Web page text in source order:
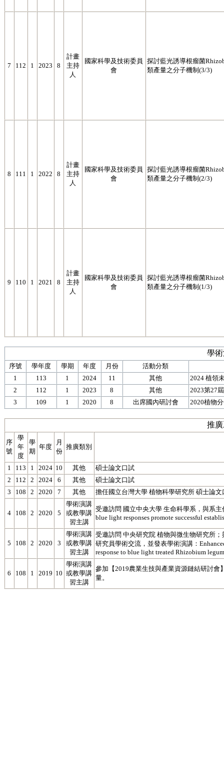
7 112 1 2023 8
計畫
主持
人
國家科學及技術委員
會
探討藍光誘導根瘤菌
類產量之分子機制(3/3)
8 111 1 2022 8
計畫
主持
人
國家科學及技術委員
會
探討藍光誘導根瘤菌
類產量之分子機制(2/3)
9 110 1 2021 8
計畫
主持
人
國家科學及技術委員
會
探討藍光誘導根瘤菌
類產量之分子機制(1/3)
學
序號 學年度 學期 年度 月份
活動分類
1
113 1 2024 11 其他
2024 植領
2
112 1 2023 8 其他
2023第27
3
109 1 2020 8 出席國內研討會 2020植物
推
序
號
學
年
度
學
期
年度
月
份
推廣類別
1 113 1 2024 10 其他
碩士論文口試
2
112 2 2024 6 其他
碩士論文口試
3
108 2 2020 7 其他 擔任國立台灣大學 植物科學研究所 碩士論文
4 108 2 2020 5
學術演講
或教學講
習主講
受邀訪問 國立中央大學 生命科學系，與系
blue light responses promote successful
5 108 2 2020 3
學術演講
或教學講
習主講
受邀訪問 中央研究院 植物與微生物研究所
研究員學術交流，並發表學術演講：
response to blue light treated Rhizobium
6 108 1 2019 10
學術演講
或教學講
習主講
參加【2019農業生技與產業資源鏈結研討會
量。